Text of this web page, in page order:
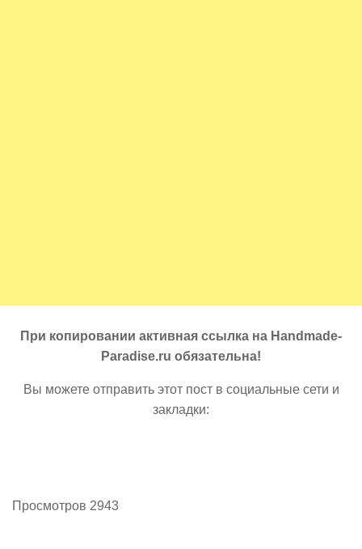
При копировании активная ссылка на Handmade-
Paradise.ru обязательна!
Вы можете отправить этот пост в социальные сети и
закладки:
Просмотров 2943